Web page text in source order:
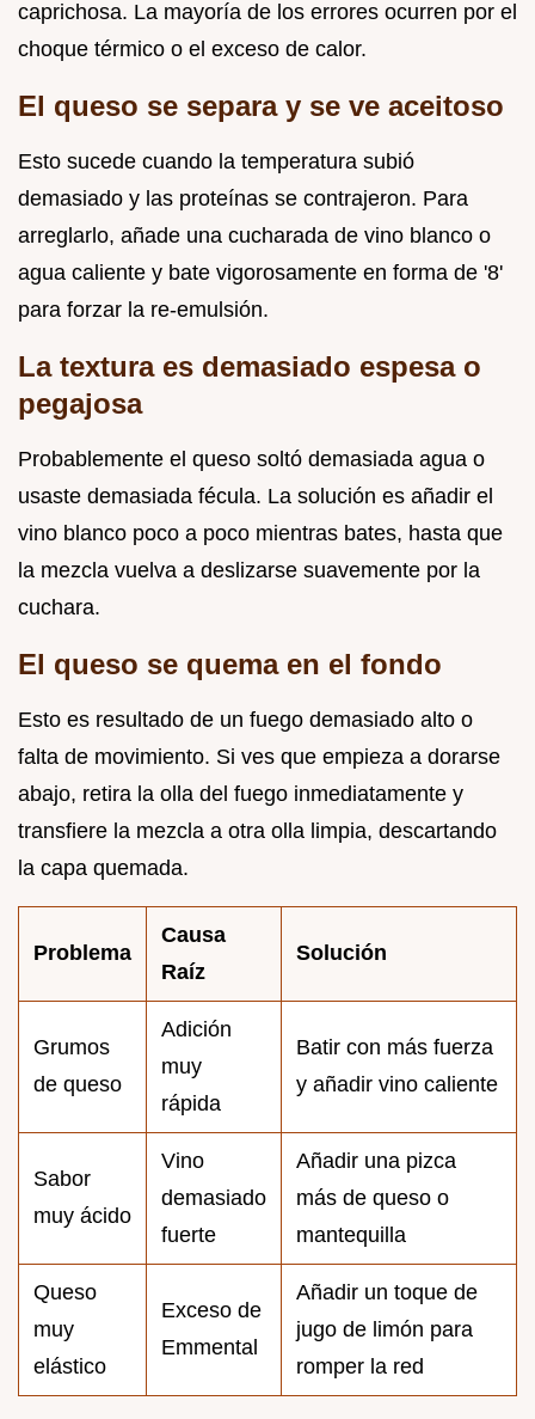
caprichosa. La mayoría de los errores ocurren por el
choque térmico o el exceso de calor.
El queso se separa y se ve aceitoso
Esto sucede cuando la temperatura subió
demasiado y las proteínas se contrajeron. Para
arreglarlo, añade una cucharada de vino blanco o
agua caliente y bate vigorosamente en forma de '8'
para forzar la re-emulsión.
La textura es demasiado espesa o
pegajosa
Probablemente el queso soltó demasiada agua o
usaste demasiada fécula. La solución es añadir el
vino blanco poco a poco mientras bates, hasta que
la mezcla vuelva a deslizarse suavemente por la
cuchara.
El queso se quema en el fondo
Esto es resultado de un fuego demasiado alto o
falta de movimiento. Si ves que empieza a dorarse
abajo, retira la olla del fuego inmediatamente y
transfiere la mezcla a otra olla limpia, descartando
la capa quemada.
Problema
Causa
Raíz
Solución
Grumos
de queso
Adición
muy
rápida
Batir con más fuerza
y añadir vino caliente
Sabor
muy ácido
Vino
demasiado
fuerte
Añadir una pizca
más de queso o
mantequilla
Queso
muy
elástico
Exceso de
Emmental
Añadir un toque de
jugo de limón para
romper la red